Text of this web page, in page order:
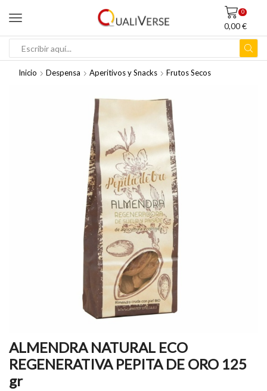
0
0,00€
BÚSQUEDA
Inicio Despensa Aperitivos y Snacks Frutos Secos
ALMENDRA NATURAL ECO
REGENERATIVA PEPITA DE ORO 125
gr